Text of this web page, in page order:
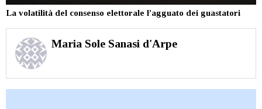
La volatilità del consenso elettorale l’agguato dei guastatori
Maria Sole Sanasi d'Arpe